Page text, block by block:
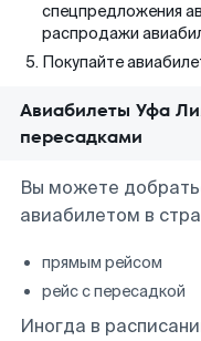
спецпредложения
распродажи
Покупайте
Авиабилеты Уфа
пересадками
Вы можете
авиабилетом в
прямым рейсом
рейс с пересадкой
Иногда в